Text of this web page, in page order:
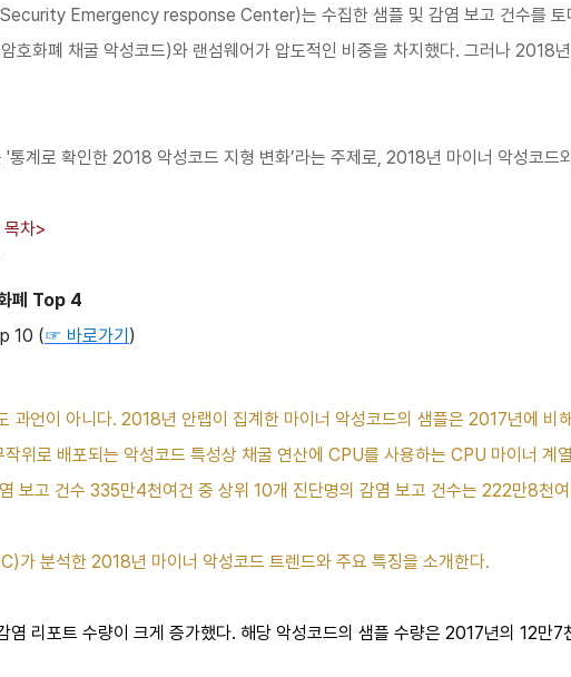
Emergency response Center)는 수집한 샘플 및 감염 보고 건수를 토
호화폐 채굴 악성코드)와 랜섬웨어가 압도적인 비중을 차지했다. 그러나 2018
계로 확인한 2018 악성코드 지형 변화’라는 주제로, 2018년 마이너 악성코드
차>
폐 Top 4
10 (☞ 바로가기)
과언이 아니다. 2018년 안랩이 집계한 마이너 악성코드의 샘플은 2017년에 비
위로 배포되는 악성코드 특성상 채굴 연산에 CPU를 사용하는 CPU 마이너 계
보고 건수 335만4천여건 중 상위 10개 진단명의 감염 보고 건수는 222만8천
가 분석한 2018년 마이너 악성코드 트렌드와 주요 특징을 소개한다.
리포트 수량이 크게 증가했다. 해당 악성코드의 샘플 수량은 2017년의 12만